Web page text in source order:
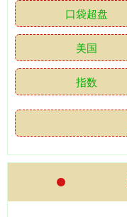
口袋超盘
美国
指数